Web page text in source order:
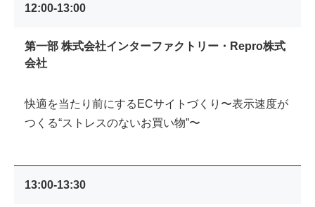
12:00-13:00
第一部 株式会社インターファクトリー・Repro株式
会社
快適を当たり前にするECサイトづくり〜表示速度が
つくる“ストレスのないお買い物”〜
13:00-13:30